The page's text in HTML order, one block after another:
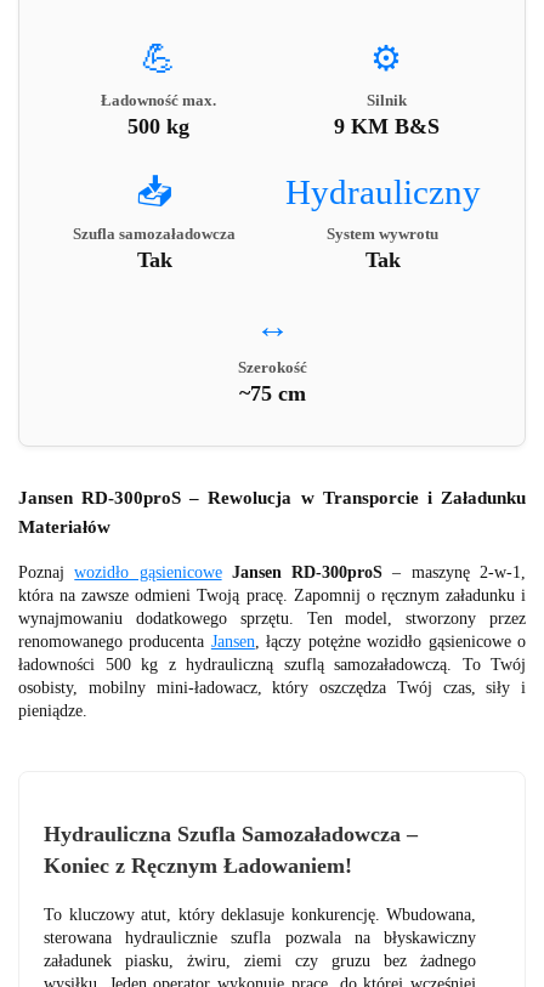
💪
Ładowność max.
500 kg
⚙️
Silnik
9 KM B&S
📥
Szufla samozaładowcza
Tak
Hydrauliczny
System wywrotu
Tak
↔️
Szerokość
~75 cm
Jansen RD-300proS – Rewolucja w Transporcie i Załadunku
Materiałów
Poznajwozidło gąsienicowe Jansen RD-300proS – maszynę 2-w-1,
która na zawsze odmieni Twoją pracę. Zapomnij o ręcznym załadunku i
wynajmowaniu dodatkowego sprzętu. Ten model, stworzony przez
renomowanego producenta Jansen , łączy potężne wozidło gąsienicowe o
ładowności 500 kg z hydrauliczną szuflą samozaładowczą. To Twój
osobisty, mobilny mini-ładowacz, który oszczędza Twój czas, siły i
pieniądze.
Hydrauliczna Szufla Samozaładowcza –
Koniec z Ręcznym Ładowaniem!
To kluczowy atut, który deklasuje konkurencję. Wbudowana,
sterowana hydraulicznie szufla pozwala na błyskawiczny
załadunek piasku, żwiru, ziemi czy gruzu bez żadnego